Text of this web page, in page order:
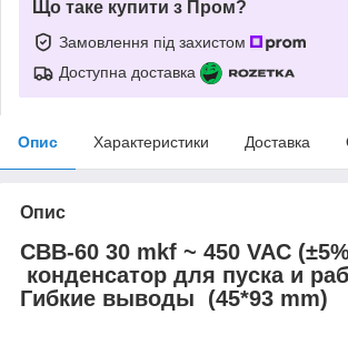
Що таке купити з Пром?
Замовлення під захистом
Доступна доставка
Опис Характеристики Доставка
Опис
CBB-60 30 mkf ~ 450 VAC
конденсатор для пуска и
Гибкие выводы (45*93 mm)